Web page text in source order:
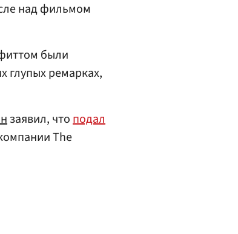
над фильмом
были
глупых ремарках,
заявил, чтоподал
The